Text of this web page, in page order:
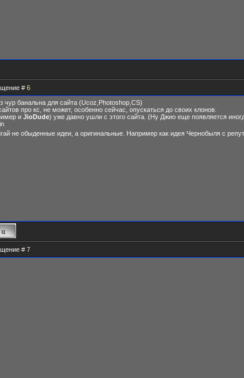
# 6
банальна для сайта (Ucoz,Photoshop,CS)
про кс, не может, особенно сейчас, опускаться до своих клонов.
и JioDude) уже давно ушли с этого сайта. (Ну Джио еще появляется
не обыденные идеи, а оригинальные. Например как идея Чернобыля с
# 7